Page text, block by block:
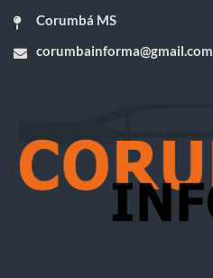
Corumbá MS
corumbainforma@gmail.com